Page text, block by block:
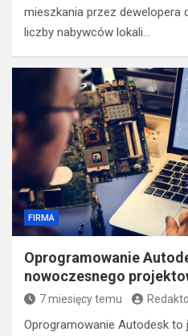
mieszkania przez dewelopera
liczby nabywców lokali…
FIRMA
Oprogramowanie
nowoczesnego
7 miesięcy temu
Oprogramowanie Autodesk to